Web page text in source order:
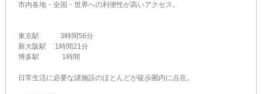
市内各地・全国・世界への利便性が高いアクセス。
東京駅 3時間56分
新大阪駅 1時間21分
博多駅 1時間
日常生活に必要な諸施設のほとんどが徒歩圏内に点在。